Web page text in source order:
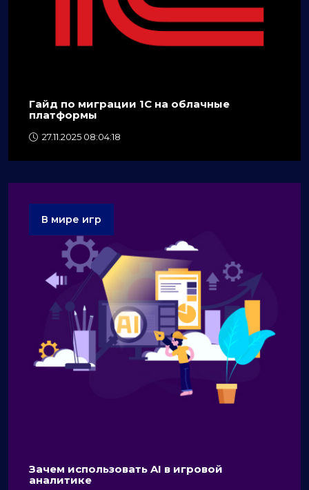
Гайд по миграции 1C на облачные
платформы
27.11.2025 08:04:18
В мире игр
Зачем использовать AI в игровой
аналитике